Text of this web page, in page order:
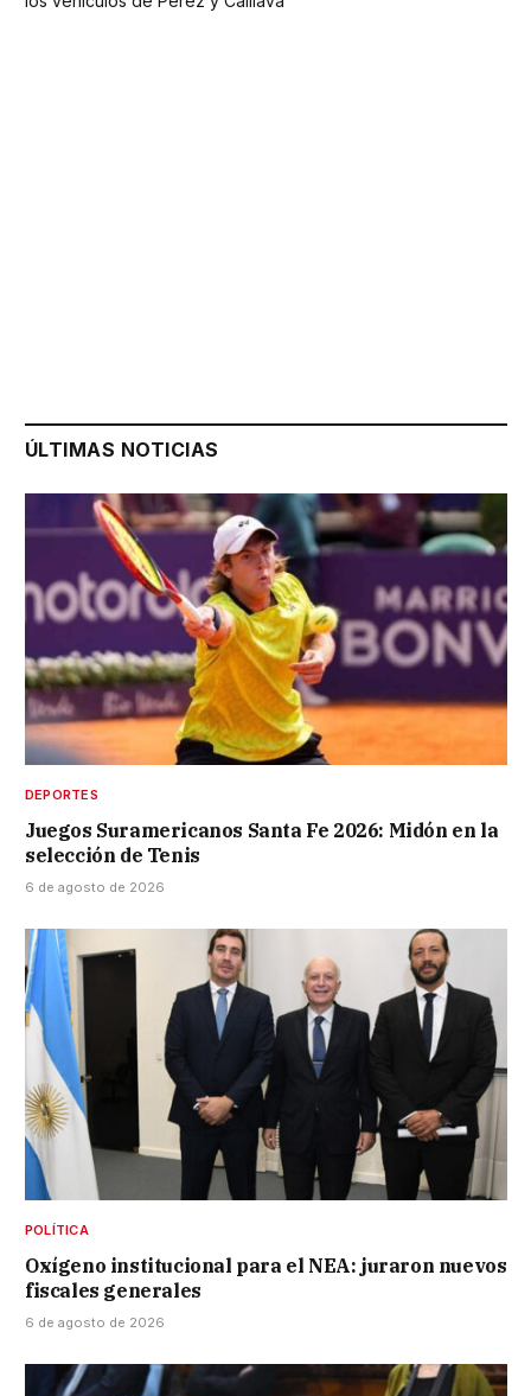
ÚLTIMAS NOTICIAS
DEPORTES
Juegos Suramericanos Santa Fe 2026: Midón en la
selección de Tenis
6 de agosto de 2026
POLÍTICA
Oxígeno institucional para el NEA: juraron nuevos
fiscales generales
6 de agosto de 2026